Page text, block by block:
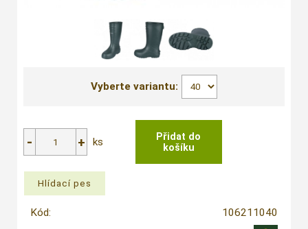
Vyberte variantu:
ks
Kód:
106211040